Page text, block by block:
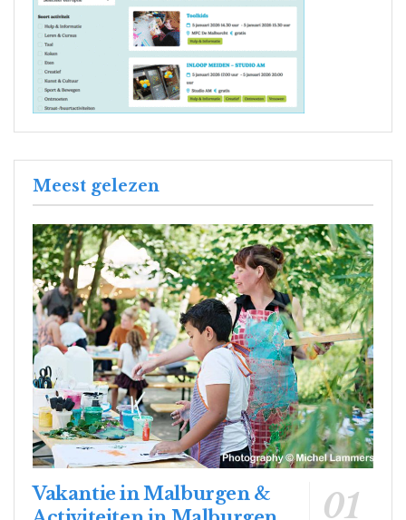
Meest gelezen
Vakantie in Malburgen &